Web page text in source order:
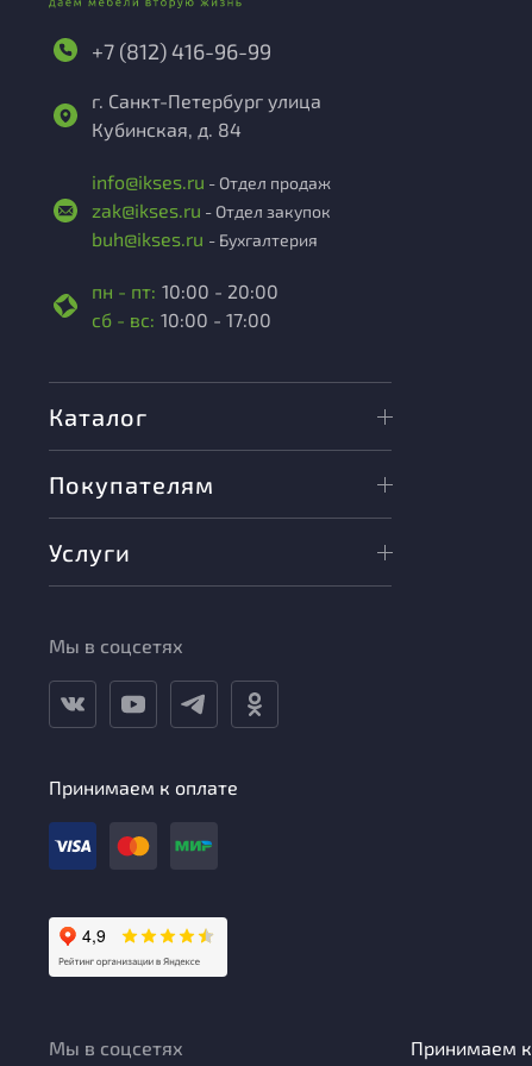
+7 (812) 416-96-99
г. Санкт-Петербург улица
Кубинская, д. 84
info@ikses.ru - Отдел продаж
zak@ikses.ru - Отдел закупок
buh@ikses.ru - Бухгалтерия
пн - пт: 10:00 - 20:00
сб - вс: 10:00 - 17:00
Каталог
Покупателям
Услуги
Мы в соцсетях
Принимаем к оплате
Мы в соцсетях
Принимаем к